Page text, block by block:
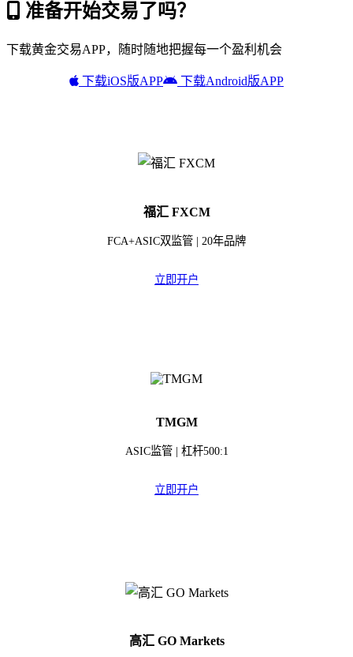
准备开始交易了吗？
下载黄金交易APP，随时随地把握每一个盈利机会
下载iOS版APP 下载Android版APP
福汇 FXCM
FCA+ASIC双监管 | 20年品牌
立即开户
TMGM
ASIC监管 | 杠杆500:1
立即开户
高汇 GO Markets